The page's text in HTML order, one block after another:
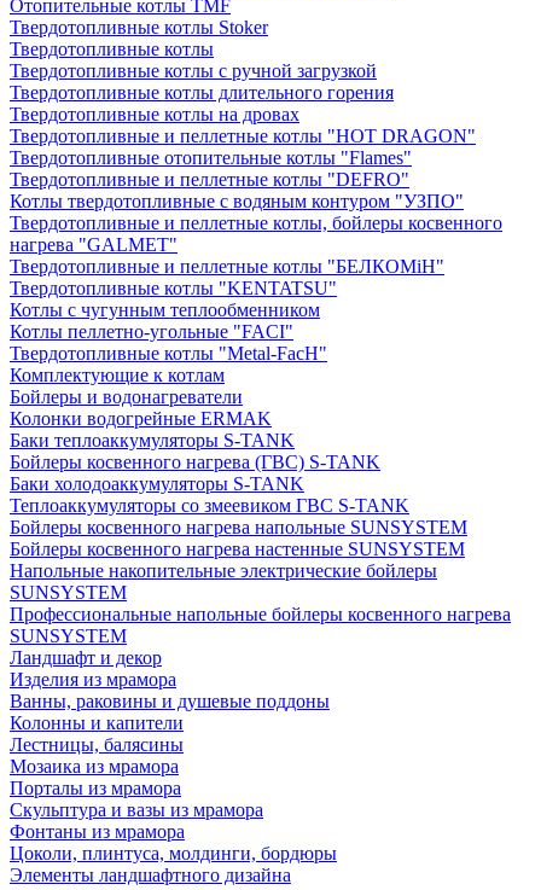
Отопительные котлы TMF
Твердотопливные котлы Stoker
Твердотопливные котлы
Твердотопливные котлы с ручной загрузкой
Твердотопливные котлы длительного горения
Твердотопливные котлы на дровах
Твердотопливные и пеллетные котлы "HOT DRAGON"
Твердотопливные отопительные котлы "Flames"
Твердотопливные и пеллетные котлы "DEFRO"
Котлы твердотопливные с водяным контуром "УЗПО"
Твердотопливные и пеллетные котлы, бойлеры косвенного
нагрева "GALMET"
Твердотопливные и пеллетные котлы "БЕЛКОМiН"
Твердотопливные котлы "KENTATSU"
Котлы с чугунным теплообменником
Котлы пеллетно-угольные "FACI"
Твердотопливные котлы "Metal-FacH"
Комплектующие к котлам
Бойлеры и водонагреватели
Колонки водогрейные ERMAK
Баки теплоаккумуляторы S-TANK
Бойлеры косвенного нагрева (ГВС) S-TANK
Баки холодоаккумуляторы S-TANK
Теплоаккумуляторы со змеевиком ГВС S-TANK
Бойлеры косвенного нагрева напольные SUNSYSTEM
Бойлеры косвенного нагрева настенные SUNSYSTEM
Напольные накопительные электрические бойлеры
SUNSYSTEM
Профессиональные напольные бойлеры косвенного нагрева
SUNSYSTEM
Ландшафт и декор
Изделия из мрамора
Ванны, раковины и душевые поддоны
Колонны и капители
Лестницы, балясины
Мозаика из мрамора
Порталы из мрамора
Скульптура и вазы из мрамора
Фонтаны из мрамора
Цоколи, плинтуса, молдинги, бордюры
Элементы ландшафтного дизайна